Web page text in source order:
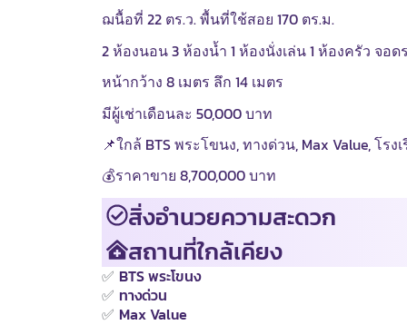
ฌนื้อที่ 22 ตร.ว. พื้นที่ใช้สอย 170 ตร.ม.
2 ห้องนอน 3 ห้องน้ำ 1 ห้องนั่งเล่น 1 ห้องครัว จอ
หน้ากว้าง 8 เมตร ลึก 14 เมตร
มีผู้เช่าเดือนละ 50,000 บาท
📌ใกล้ BTS พระโขนง, ทางด่วน, Max Value, โ
💰ราคาขาย 8,700,000 บาท
สิ่งอำนวยความสะดวก
สถานที่ใกล้เคียง
✅ BTS พระโขนง
✅ ทางด่วน
✅ Max Value